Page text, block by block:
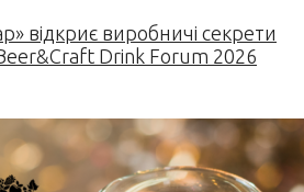
відкриє виробничі секрети
Beer&Craft Drink Forum 2026